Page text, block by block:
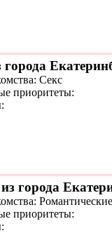
города
Секс
приоритеты:
из города
приоритеты: